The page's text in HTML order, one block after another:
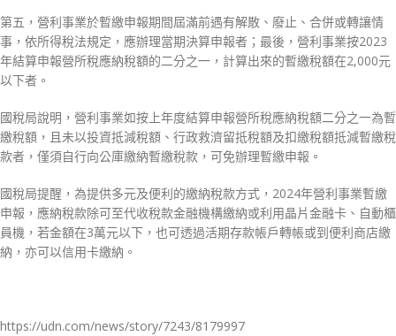
第五，營利事業於暫繳申報期間屆滿前遇有解散、廢止、合併或轉讓情
事，依所得稅法規定，應辦理當期決算申報者；最後，營利事業按2023
年結算申報營所稅應納稅額的二分之一，計算出來的暫繳稅額在2,000元
以下者。
國稅局說明，營利事業如按上年度結算申報營所稅應納稅額二分之一為暫
繳稅額，且未以投資抵減稅額、行政救濟留抵稅額及扣繳稅額抵減暫繳稅
款者，僅須自行向公庫繳納暫繳稅款，可免辦理暫繳申報。
國稅局提醒，為提供多元及便利的繳納稅款方式，2024年營利事業暫繳
申報，應納稅款除可至代收稅款金融機構繳納或利用晶片金融卡、自動櫃
員機，若金額在3萬元以下，也可透過活期存款帳戶轉帳或到便利商店繳
納，亦可以信用卡繳納。
https://udn.com/news/story/7243/8179997